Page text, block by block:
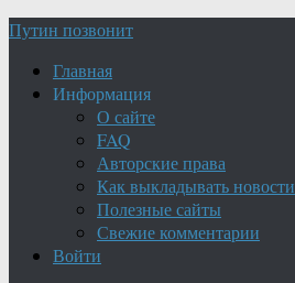
Путин позвонит
Главная
Информация
О сайте
FAQ
Авторские права
Как выкладывать новости
Полезные сайты
Свежие комментарии
Войти